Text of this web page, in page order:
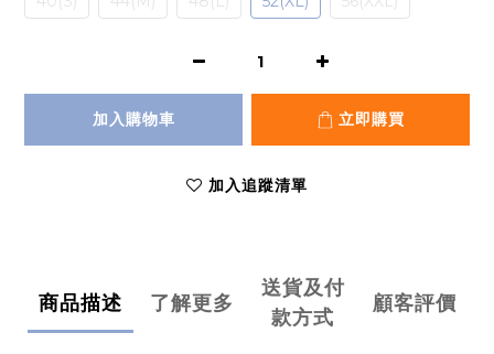
加入購物車 立即購買
加入追蹤清單
商品描述 了解更多
送貨及付
款方式
顧客評價